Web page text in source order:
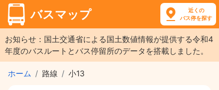
バスマップ
近くの
バス停を探す
お知らせ：国土交通省による国土数値情報が提供する令和4
年度のバスルートとバス停留所のデータを搭載しました。
ホーム 路線 小13